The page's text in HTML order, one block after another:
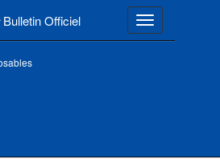
Bulletin Officiel Toggle